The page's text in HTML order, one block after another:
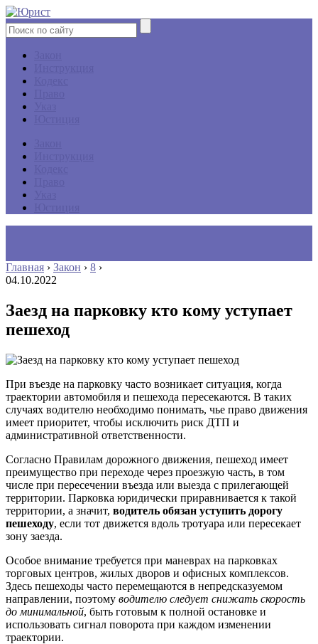
Главная › Закон › 8 ›
04.10.2022
Заезд на парковку кто кому уступает
пешеход
При въезде на парковку часто возникает ситуация, когда
траектории автомобиля и пешехода пересекаются. В таких
случаях водителю необходимо понимать, чье право движения
имеет приоритет, чтобы исключить риск ДТП и
административной ответственности.
Согласно Правилам дорожного движения, пешеход имеет
преимущество при переходе через проезжую часть, в том
числе при пересечении въезда или выезда с прилегающей
территории. Парковка юридически приравнивается к такой
территории, а значит, водитель обязан уступить дорогу
пешеходу, если тот движется вдоль тротуара или пересекает
зону заезда.
Особое внимание требуется при маневрах на парковках
торговых центров, жилых дворов и офисных комплексов.
Здесь пешеходы часто перемещаются в непредсказуемом
направлении, поэтому водителю следует снижать скорость
до минимальной, быть готовым к полной остановке и
использовать сигнал поворота при каждом изменении
траектории.